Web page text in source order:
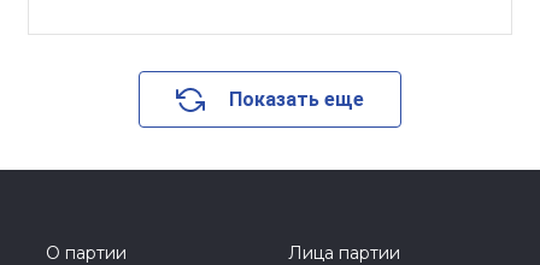
Показать еще
О партии
Лица партии